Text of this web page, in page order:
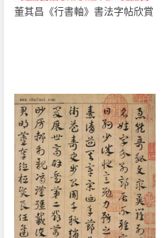
董其昌《行書軸》書法字帖欣賞